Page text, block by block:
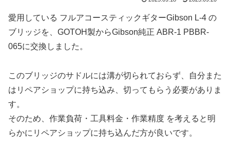
愛用している フルアコースティックギターGibson L-4 の
ブリッジを、GOTOH製からGibson純正 ABR-1 PBBR-
065に交換しました。
このブリッジのサドルには溝が切られておらず、自分また
はリペアショップに持ち込み、切ってもらう必要がありま
す。
そのため、作業負荷・工具料金・作業精度 を考えると明
らかにリペアショップに持ち込んだ方が良いです。